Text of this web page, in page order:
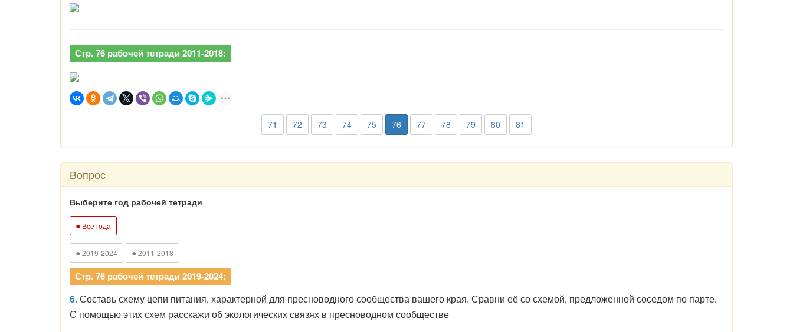
Стр. 76 рабочей тетради 2011-2018:
71 72 73 74 75 76 77 78 79 80 81
Вопрос
Выберите год рабочей тетради
● Все года
● 2019-2024 ● 2011-2018
Стр. 76 рабочей тетради 2019-2024:
6.Составь схему цепи питания, характерной для пресноводного сообщества вашего края. Сравни её со схемой, предложенной соседом по парте.
С помощью этих схем расскажи об экологических связях в пресноводном сообществе